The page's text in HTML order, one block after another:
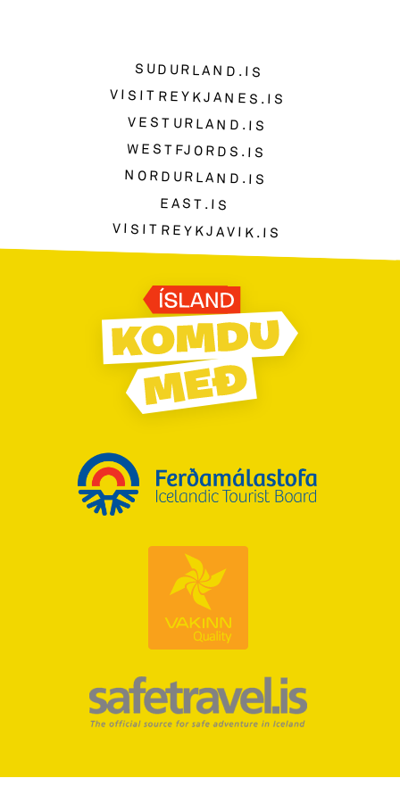
SUDURLAND.IS
VISITREYKJANES.IS
VESTURLAND.IS
WESTFJORDS.IS
NORDURLAND.IS
EAST.IS
VISITREYKJAVIK.IS